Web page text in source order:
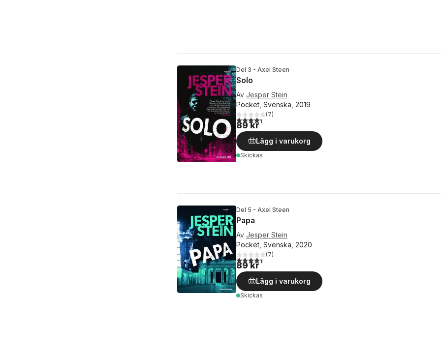
Del 3 - Axel Steen
Solo
Av Jesper Stein
Pocket, Svenska, 2019
4,3utav 5 stjärnor. Totalt antal röster:
(7)
89 kr
Lägg i varukorg
Skickas
Del 5 - Axel Steen
Papa
Av Jesper Stein
Pocket, Svenska, 2020
4,4utav 5 stjärnor. Totalt antal röster:
(7)
89 kr
Lägg i varukorg
Skickas